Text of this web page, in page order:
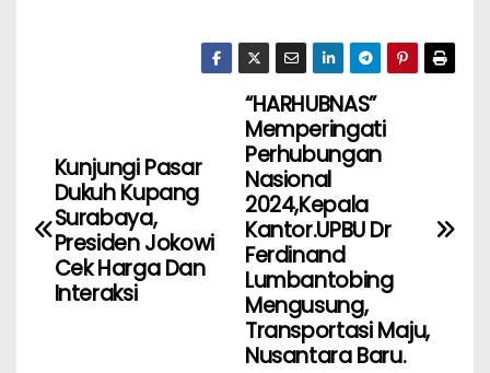
“HARHUBNAS”
Memperingati
Perhubungan
Nasional
2024,Kepala
Kantor.UPBU Dr
Ferdinand
Lumbantobing
Mengusung,
Transportasi Maju,
Nusantara Baru.
Kunjungi Pasar
Dukuh Kupang
Surabaya,
Presiden Jokowi
Cek Harga Dan
Interaksi